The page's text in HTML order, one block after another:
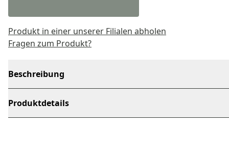
Produkt in einer unserer Filialen abholen
Fragen zum Produkt?
Beschreibung
Produktdetails